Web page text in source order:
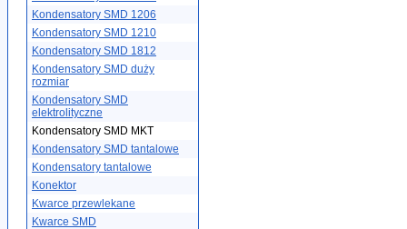
Kondensatory SMD 1206
Kondensatory SMD 1210
Kondensatory SMD 1812
Kondensatory SMD duży
rozmiar
Kondensatory SMD
elektrolityczne
Kondensatory SMD MKT
Kondensatory SMD tantalowe
Kondensatory tantalowe
Konektor
Kwarce przewlekane
Kwarce SMD